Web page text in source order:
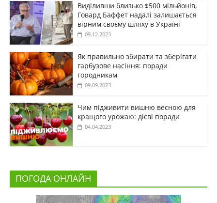
Виділивши близько $500 мільйонів,
Говард Баффет надалі залишається
вірним своєму шляху в Україні
09.12.2023
Як правильно збирати та зберігати
гарбузове насіння: поради
городникам
09.09.2023
Чим підживити вишню весною для
кращого урожаю: дієві поради
04.04.2023
ПОГОДА ОНЛАЙН